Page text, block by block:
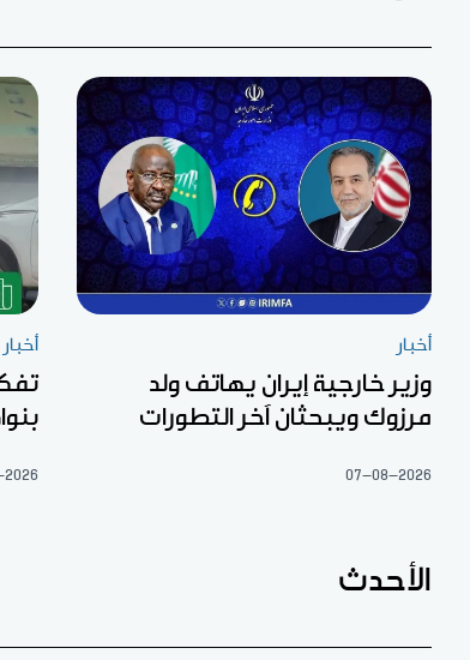
أخبار
وزير خارجية إيران يهاتف ولد
مرزوك ويبحثان آخر التطورات
07-08-2026
أخبار
الأحدث